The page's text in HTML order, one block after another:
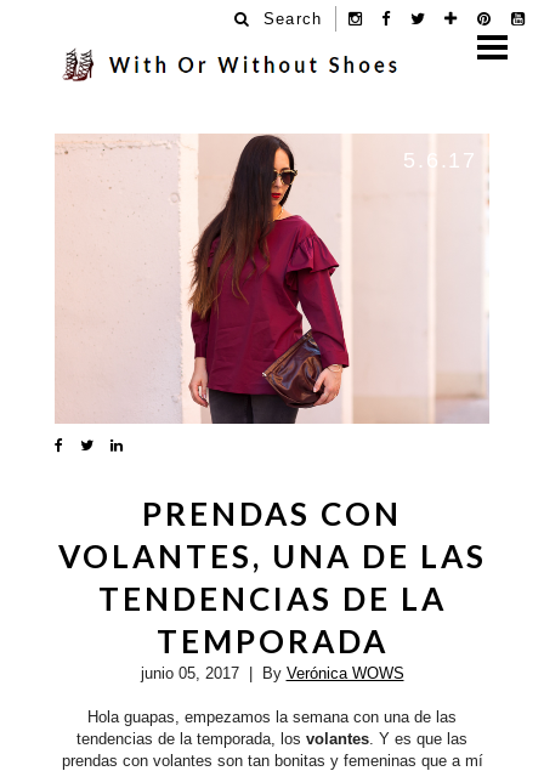
Search
5.6.17
PRENDAS CON
VOLANTES, UNA DE LAS
TENDENCIAS DE LA
TEMPORADA
junio 05, 2017| By Verónica WOWS
Hola guapas, empezamos la semana con una de las
tendencias de la temporada, los volantes . Y es que las
prendas con volantes son tan bonitas y femeninas que a mí